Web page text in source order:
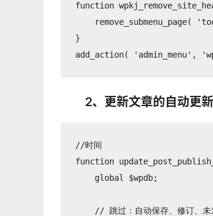
function
remove_submenu_page(
}
2、更新文章的自动更
//时间
function
    global $wpdb;
// 跳过：自动保存、修订、未